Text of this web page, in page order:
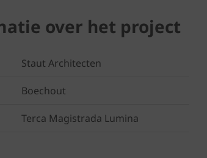
over het project
Staut Architecten
Boechout
Terca Magistrada Lumina